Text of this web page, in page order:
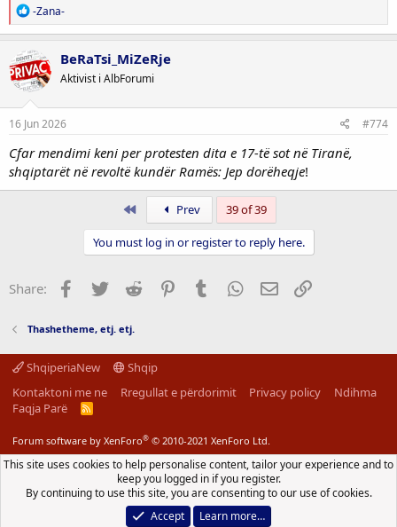
R
e
a
c
t
i
o
n
s
-Zana-
BeRaTsi_MiZeRje
Aktivist i AlbForumi
16 Jun 2026 #774
Cfar mendimi keni per protesten dita e 17-të sot në Tiranë,
shqiptarët në revoltë kundër Ramës: Jep dorëheqje!
First Prev 39 of 39
You must log in or register to reply here.
Share: Facebook
Twitter Reddit PinterestTumblr WhatsApp
Email
Thashetheme, etj. etj.
ShqiperiaNew
Shqip
Kontaktoni me ne
Rregullat e përdorimit Privacy policy
Ndihma
Faqja Parë
R
Forum software by XenForo® © 2010-2021 XenForo Ltd.
This site uses cookies to help personalise content, tailor your experience and to
keep you logged in if you register.
By continuing to use this site, you are consenting to our use of cookies.
Accept
Learn more…